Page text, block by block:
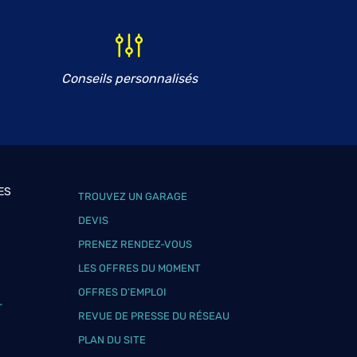
Conseils personnalisés
TROUVEZ UN GARAGE
DEVIS
PRENEZ RENDEZ-VOUS
LES OFFRES DU MOMENT
OFFRES D’EMPLOI
REVUE DE PRESSE DU RÉSEAU
PLAN DU SITE